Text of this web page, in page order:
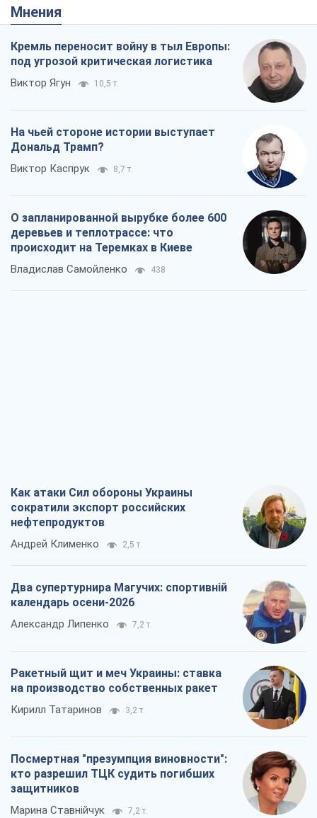
Мнения
Кремль переносит войну в тыл Европы:
под угрозой критическая логистика
Виктор Ягун 10,5 т.
На чьей стороне истории выступает
Дональд Трамп?
Виктор Каспрук 8,7 т.
О запланированной вырубке более 600
деревьев и теплотрассе: что
происходит на Теремках в Киеве
Владислав Самойленко 438
Как атаки Сил обороны Украины
сократили экспорт российских
нефтепродуктов
Андрей Клименко 2,5 т.
Два супертурнира Магучих: спортивній
календарь осени-2026
Александр Липенко 7,2 т.
Ракетный щит и меч Украины: ставка
на производство собственных ракет
Кирилл Татаринов 3,2 т.
Посмертная "презумпция виновности":
кто разрешил ТЦК судить погибших
защитников
Марина Ставнійчук 7,2 т.